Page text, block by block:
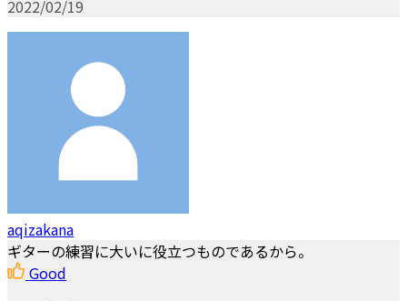
2022/02/19
aqizakana
ギターの練習に大いに役立つものであるから。
Good